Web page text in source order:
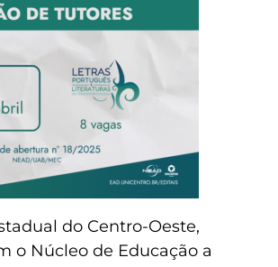
do Centro-Oeste,
o Núcleo de Educação a